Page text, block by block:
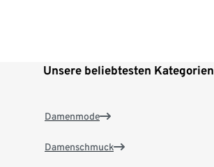
Unsere beliebtesten Kategorien
Damenmode
Damenschmuck